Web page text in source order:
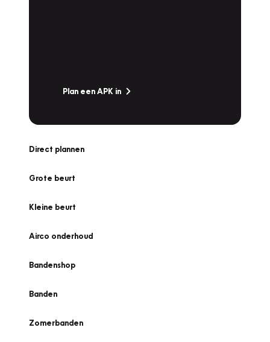
Plan een APK in
Direct plannen
Grote beurt
Kleine beurt
Airco onderhoud
Bandenshop
Banden
Zomerbanden